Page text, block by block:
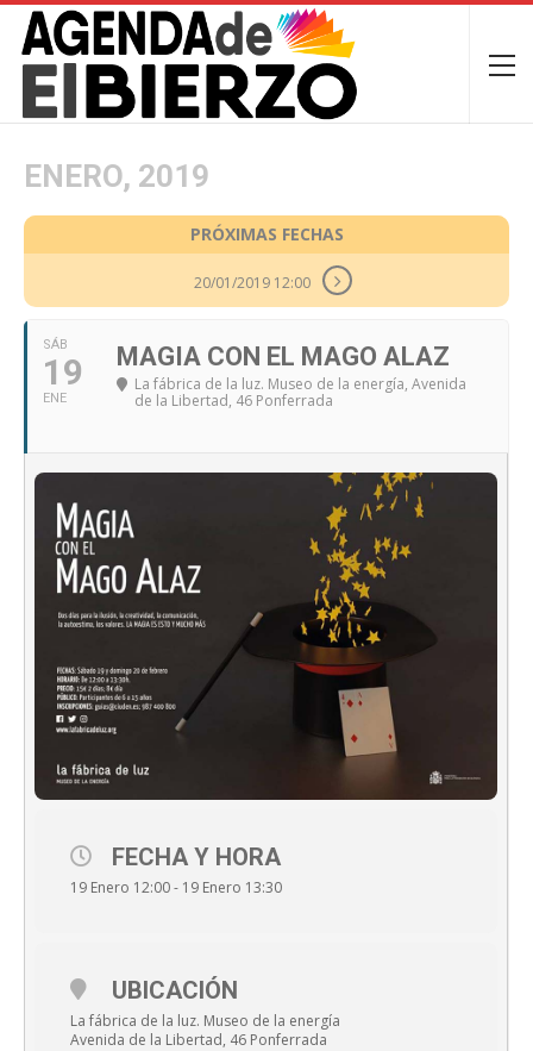
ENERO, 2019
PRÓXIMAS FECHAS
20/01/2019 12:00
SÁB
19
ENE
MAGIA CON EL MAGO ALAZ
La fábrica de la luz. Museo de la energía, Avenida
de la Libertad, 46 Ponferrada
FECHA Y HORA
19 Enero 12:00 - 19 Enero 13:30
UBICACIÓN
La fábrica de la luz. Museo de la energía
Avenida de la Libertad, 46 Ponferrada